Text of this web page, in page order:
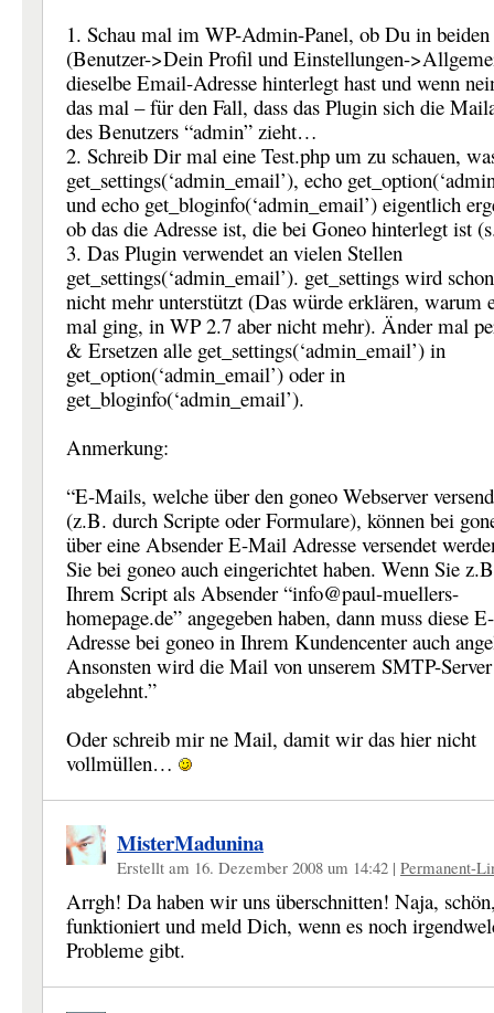
1. Schau mal im WP-Admin-Panel, ob Du in
(Benutzer->Dein Profil und Einstellungen-
dieselbe Email-Adresse hinterlegt hast und wenn
das mal – für den Fall, dass das Plugin sich die
des Benutzers “admin” zieht…
2. Schreib Dir mal eine Test.php um zu schauen,
get_settings(‘admin_email’), echo
und echo get_bloginfo(‘admin_email’) eigentlich
ob das die Adresse ist, die bei Goneo hinterlegt ist
3. Das Plugin verwendet an vielen Stellen
get_settings(‘admin_email’). get_settings wird
nicht mehr unterstützt (Das würde erklären, warum
mal ging, in WP 2.7 aber nicht mehr). Änder mal
& Ersetzen alle get_settings(‘admin_email’) in
get_option(‘admin_email’) oder in
get_bloginfo(‘admin_email’).
Anmerkung:
“E-Mails, welche über den goneo Webserver
(z.B. durch Scripte oder Formulare), können bei
über eine Absender E-Mail Adresse versendet
Sie bei goneo auch eingerichtet haben. Wenn Sie
Ihrem Script als Absender “info@paul-muellers-
homepage.de” angegeben haben, dann muss diese
Adresse bei goneo in Ihrem Kundencenter auch
Ansonsten wird die Mail von unserem SMTP-Server
abgelehnt.”
Oder schreib mir ne Mail, damit wir das hier nicht
vollmüllen…
MisterMadunina
Erstellt am 16. Dezember 2008 um 14:42 | Permanent-
Arrgh! Da haben wir uns überschnitten! Naja,
funktioniert und meld Dich, wenn es noch
Probleme gibt.